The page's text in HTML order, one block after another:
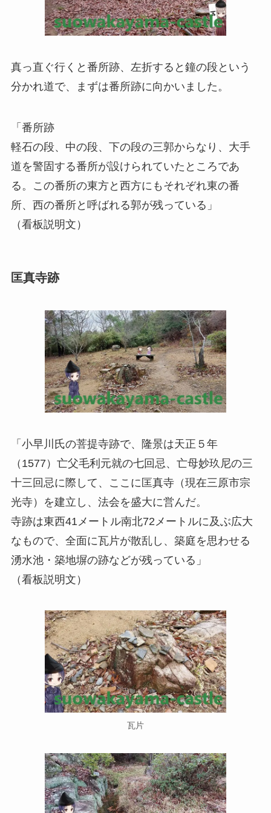
真っ直ぐ行くと番所跡、左折すると鐘の段という
分かれ道で、まずは番所跡に向かいました。
「番所跡
軽石の段、中の段、下の段の三郭からなり、大手
道を警固する番所が設けられていたところであ
る。この番所の東方と西方にもそれぞれ東の番
所、西の番所と呼ばれる郭が残っている」
（看板説明文）
匡真寺跡
「小早川氏の菩提寺跡で、隆景は天正５年
（1577）亡父毛利元就の七回忌、亡母妙玖尼の三
十三回忌に際して、ここに匡真寺（現在三原市宗
光寺）を建立し、法会を盛大に営んだ。
寺跡は東西41メートル南北72メートルに及ぶ広大
なもので、全面に瓦片が散乱し、築庭を思わせる
湧水池・築地塀の跡などが残っている」
（看板説明文）
瓦片